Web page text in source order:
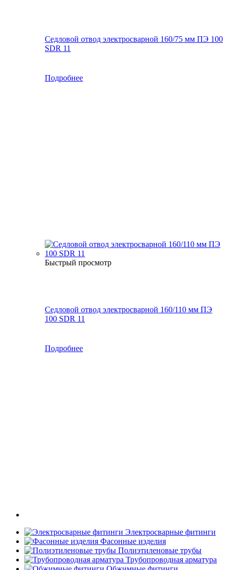
Седловой отвод электросварной 160/75 мм ПЭ 100
SDR 11
Подробнее
Быстрый просмотр
Седловой отвод электросварной 160/110 мм ПЭ
100 SDR 11
Подробнее
Электросварные фитинги
Фасонные изделия
Полиэтиленовые трубы
Трубопроводная арматура